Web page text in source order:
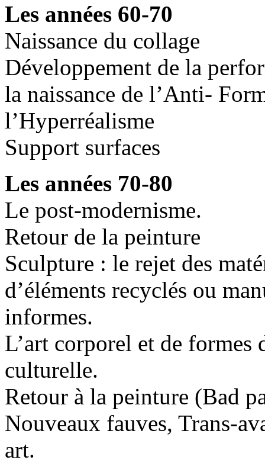
Les années 60-70
Naissance du collage
Développement de la
la naissance de l’Anti-
l’Hyperréalisme
Support surfaces
Les années 70-80
Le post-modernisme.
Retour de la peinture
Sculpture : le rejet des
d’éléments recyclés ou
informes.
L’art corporel et de formes
culturelle.
Retour à la peinture (Bad
Nouveaux fauves, Trans-
art.